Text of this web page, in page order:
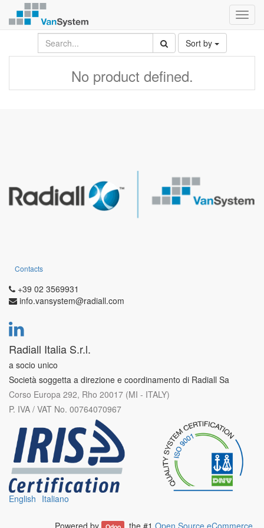
Sort by
No product defined.
Contacts
+39 02 3569931
info.vansystem@radiall.com
Radiall Italia S.r.l.
a socio unico
Società soggetta a direzione e coordinamento di Radiall Sa
Corso Europa 292, Rho 20017 (MI - ITALY)
P. IVA / VAT No. 00764070967
English Italiano